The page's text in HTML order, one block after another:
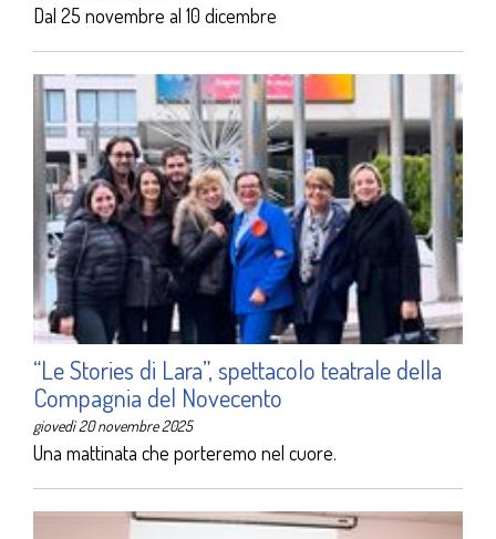
Dal 25 novembre al 10 dicembre
“Le Stories di Lara”, spettacolo teatrale della
Compagnia del Novecento
giovedì 20 novembre 2025
Una mattinata che porteremo nel cuore.